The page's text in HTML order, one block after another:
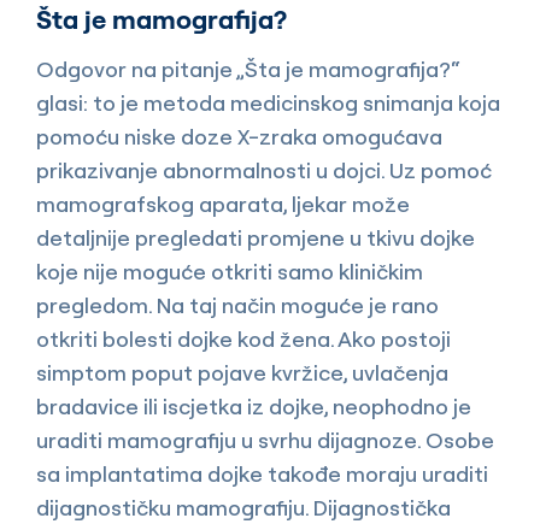
Šta je mamografija?
Odgovor na pitanje „Šta je mamografija?“
glasi: to je metoda medicinskog snimanja koja
pomoću niske doze X-zraka omogućava
prikazivanje abnormalnosti u dojci. Uz pomoć
mamografskog aparata, ljekar može
detaljnije pregledati promjene u tkivu dojke
koje nije moguće otkriti samo kliničkim
pregledom. Na taj način moguće je rano
otkriti bolesti dojke kod žena. Ako postoji
simptom poput pojave kvržice, uvlačenja
bradavice ili iscjetka iz dojke, neophodno je
uraditi mamografiju u svrhu dijagnoze. Osobe
sa implantatima dojke takođe moraju uraditi
dijagnostičku mamografiju. Dijagnostička